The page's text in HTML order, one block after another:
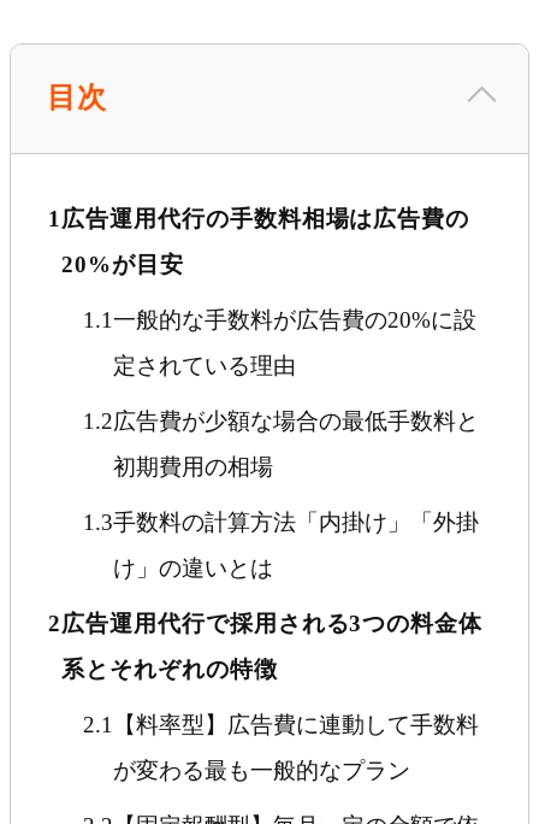
目次
1広告運用代行の手数料相場は広告費の
20%が目安
1.1一般的な手数料が広告費の20%に設
定されている理由
1.2広告費が少額な場合の最低手数料と
初期費用の相場
1.3手数料の計算方法「内掛け」「外掛
け」の違いとは
2広告運用代行で採用される3つの料金体
系とそれぞれの特徴
2.1 【料率型】広告費に連動して手数料
が変わる最も一般的なプラン